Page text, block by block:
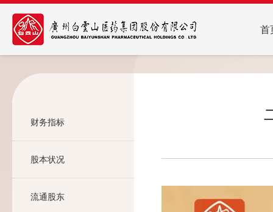
首
财务指标
股本状况
流通股东